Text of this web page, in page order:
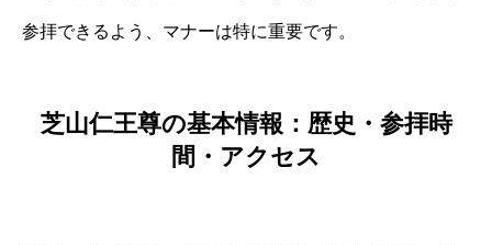
参拝できるよう、マナーは特に重要です。
芝山仁王尊の基本情報：歴史・参拝時
間・アクセス